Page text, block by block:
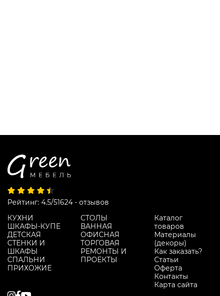
Рейтинг: 4.5/51624 - отзывов
КУХНИ
ШКАФЫ-КУПЕ
ДЕТСКАЯ
СТЕНКИ И
ШКАФЫ
СПАЛЬНИ
ПРИХОЖИЕ
СТОЛЫ
ВАННАЯ
ОФИСНАЯ
ТОРГОВАЯ
РЕМОНТЫ И
ПРОЕКТЫ
Каталог
товаров
Материалы
(декоры)
Как заказать?
Статьи
Оферта
Контакты
Карта сайта